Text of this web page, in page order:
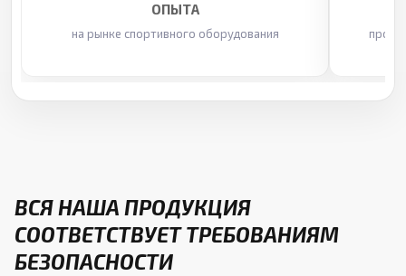
ОПЫТА
на рынке спортивного оборудования
ВСЯ НАША ПРОДУКЦИЯ
СООТВЕТСТВУЕТ ТРЕБОВАНИЯМ
БЕЗОПАСНОСТИ